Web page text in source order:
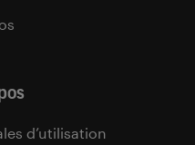
d’utilisation